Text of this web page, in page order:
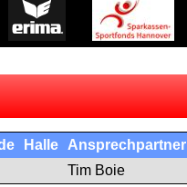
Halle Ansprechpartner
Tim Boie